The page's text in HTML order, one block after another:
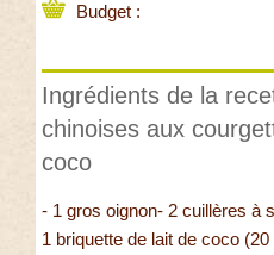
Budget :
Ingrédients de la
chinoises aux
coco
- 1 gros oignon- 2 cuillères à
1 briquette de lait de coco